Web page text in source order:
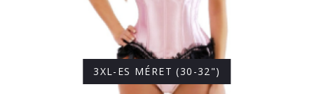
3XL-ES MÉRET (30-32")